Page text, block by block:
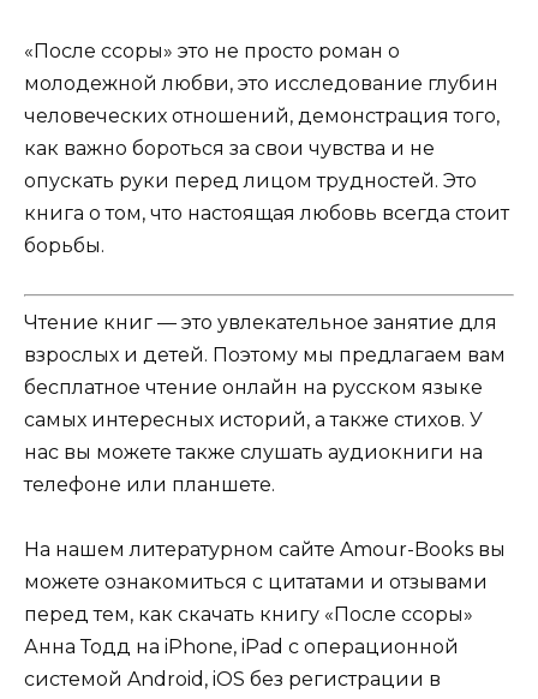
«После ссоры» это не просто роман о
молодежной любви, это исследование глубин
человеческих отношений, демонстрация того,
как важно бороться за свои чувства и не
опускать руки перед лицом трудностей. Это
книга о том, что настоящая любовь всегда стоит
борьбы.
Чтение книг — это увлекательное занятие для
взрослых и детей. Поэтому мы предлагаем вам
бесплатное чтение онлайн на русском языке
самых интересных историй, а также стихов. У
нас вы можете также слушать аудиокниги на
телефоне или планшете.
На нашем литературном сайте Amour-Books вы
можете ознакомиться с цитатами и отзывами
перед тем, как скачать книгу «После ссоры»
Анна Тодд на iPhone, iPad с операционной
системой Android, iOS без регистрации в